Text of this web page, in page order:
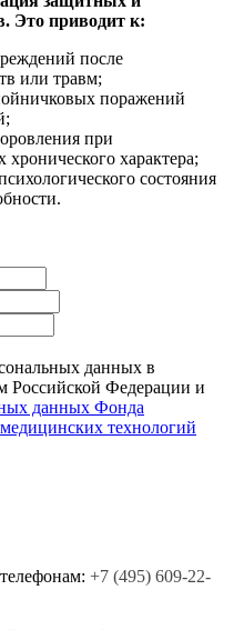
Это приводит к:
после
или травм;
поражений
при
хронического характера;
состояния
данных в
Российской Федерации и
данных Фонда
технологий
+7 (495) 609-22-